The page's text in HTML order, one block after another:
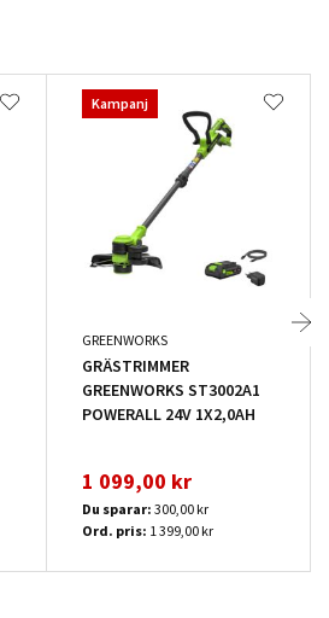
Kampanj
GREENWORKS
GRÄSTRIMMER
GREENWORKS ST3002A1
POWERALL 24V 1X2,0AH
1 099,00 kr
Du sparar: 300,00 kr
Ord. pris: 1 399,00 kr